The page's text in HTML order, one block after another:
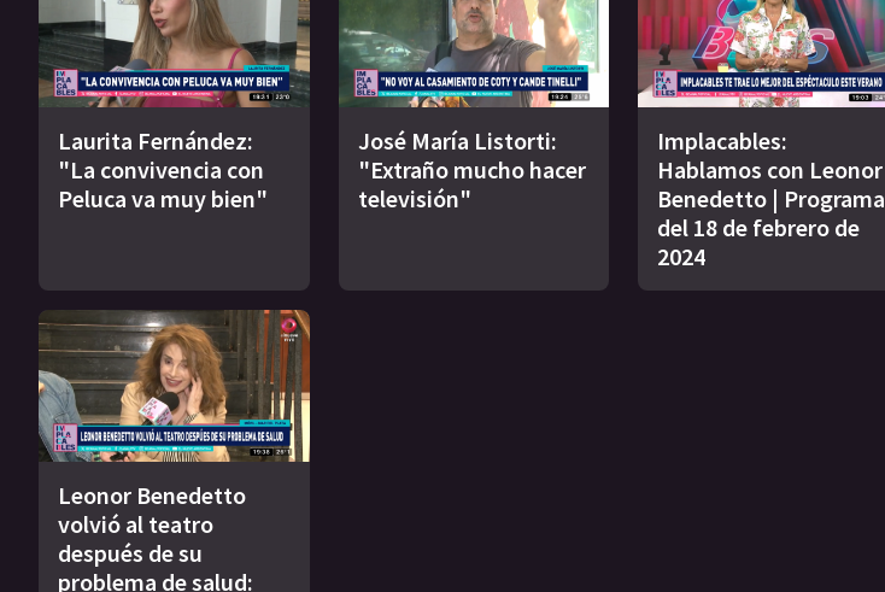
Laurita Fernández:
"La convivencia con
Peluca va muy bien"
José María Listorti:
"Extraño mucho hacer
televisión"
Implacables:
Hablamos con Leonor
Benedetto | Programa
del 18 de febrero de
2024
Leonor Benedetto
volvió al teatro
después de su
problema de salud: